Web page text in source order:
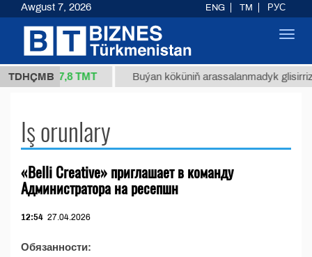
TDHÇMB
1 (kg.) 37,8 ТМТ Buýan köküniň arassalanmadyk
Iş orunlary
«Belli Creative» приглашает в команду
Администратора на ресепшн
12:54 27.04.2026
Обязанности:
Awgust 7, 2026 ENG TM РУС